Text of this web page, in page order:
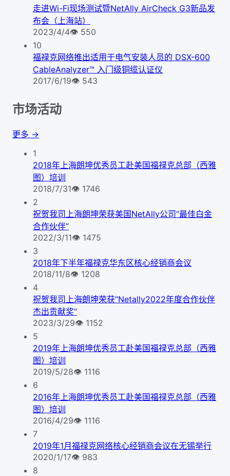
走进Wi-Fi现场测试暨NetAlly AirCheck G3新品发
布会（上海站）
2023/4/4👁 550
10
福禄克网络推出适用于电气安装人员的 DSX-600
CableAnalyzer™ 入门级铜缆认证仪
2017/6/19👁 543
市场活动
更多 →
1
2018年上海朗坤优秀员工赴美国福禄克总部（西雅
图）培训
2018/7/31👁 1746
2
祝贺我司上海朗坤荣获美国NetAlly公司“最佳白金
合作伙伴”
2022/3/11👁 1475
3
2018年下半年福禄克华东区核心经销商会议
2018/11/8👁 1208
4
祝贺我司上海朗坤荣获“Netally2022年度合作伙伴
杰出贡献奖”
2023/3/29👁 1152
5
2019年上海朗坤优秀员工赴美国福禄克总部（西雅
图）培训
2019/5/28👁 1116
6
2016年上海朗坤优秀员工赴美国福禄克总部（西雅
图）培训
2016/4/29👁 1116
7
2019年1月福禄克网络核心经销商会议在无锡举行
2020/1/17👁 983
8